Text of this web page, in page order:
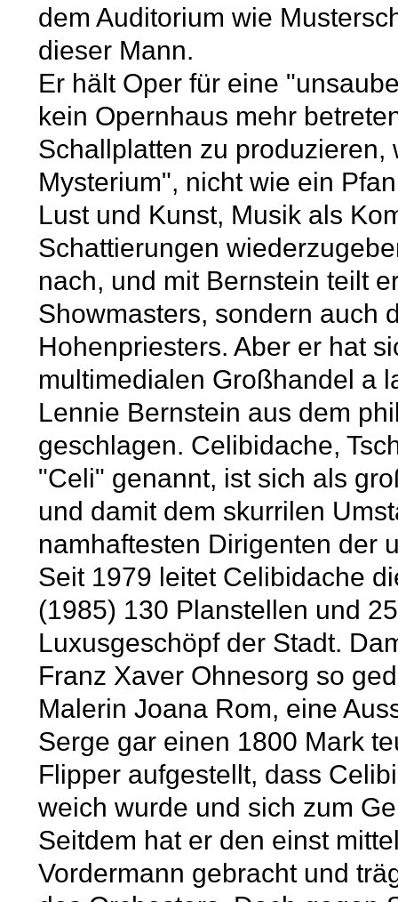
dem Auditorium wie
dieser Mann.
Er hält Oper für eine
kein Opernhaus mehr
Schallplatten zu
Mysterium", nicht wie ein
Lust und Kunst, Musik als
Schattierungen
nach, und mit Bernstein teilt
Showmasters, sondern auch
Hohenpriesters. Aber er hat
multimedialen Großhandel a
Lennie Bernstein aus dem
geschlagen. Celibidache,
"Celi" genannt, ist sich als
und damit dem skurrilen
namhaftesten Dirigenten der
Seit 1979 leitet Celibidache
(1985) 130 Planstellen und
Luxusgeschöpf der Stadt.
Franz Xaver Ohnesorg so
Malerin Joana Rom, eine
Serge gar einen 1800 Mark
Flipper aufgestellt, dass
weich wurde und sich zum
Seitdem hat er den einst
Vordermann gebracht und